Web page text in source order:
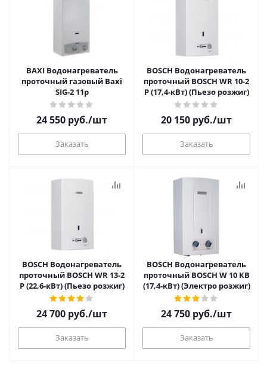
BAXI Водонагреватель
проточный газовый Baxi
SIG-2 11p
24 550 руб./шт
Заказать
BOSCH Водонагреватель
проточный BOSСH WR 10-2
P (17,4-кВт) (Пьезо розжиг)
20 150 руб./шт
Заказать
BOSCH Водонагреватель
проточный BOSСH WR 13-2
P (22,6-кВт) (Пьезо розжиг)
24 700 руб./шт
Заказать
BOSCH Водонагреватель
проточный BOSCH W 10 КB
(17,4-кВт) (Электро розжиг)
24 750 руб./шт
Заказать